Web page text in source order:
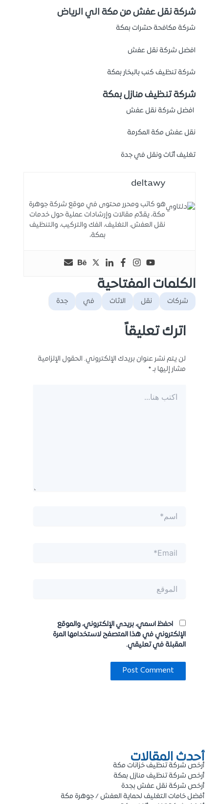
شركة نقل عفش من مكة الي الرياض
شركة مكافحة حشرات بمكة
افضل شركة نقل عفش
شركة تنظيف كنب بالبخار بمكة
شركة تنظيف منازل بمكة
افضل شركة نقل عفش
نقل عفش مكة المكرمة
تغليف أثاث ونقل في جدة
deltawy
هو كاتب ومحرر محتوى في موقع شركة جوهرة
مكة، يقدّم مقالات وإرشادات عملية حول خدمات
نقل العفش، التغليف، الفك والتركيب، والتنظيف
بمكة،
الكلمات المفتاحية
شركات نقل الاثاث في جدة
اترك تعليقاً
لن يتم نشر عنوان بريدك الإلكتروني. الحقول الإلزامية
مشار إليها بـ*
هنا...
احفظ اسمي، بريدي الإلكتروني، والموقع
الإلكتروني في هذا المتصفح لاستخدامها المرة
المقبلة في تعليقي.
أحدث المقالات
أرخص شركة تنظيف خزانات مكة
أرخص شركة تنظيف منازل بمكة
أرخص شركة نقل عفش بجدة
أفضل خامات التغليف لحماية العفش / جوهرة مكة